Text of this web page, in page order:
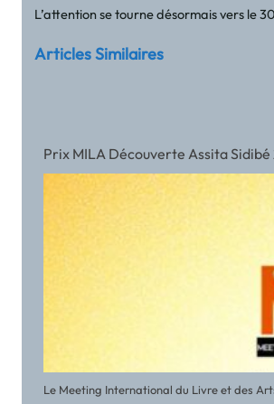
L’attention se tourne désormais vers le
Articles Similaires
Prix MILA Découverte Assita
Le Meeting International du Livre et des